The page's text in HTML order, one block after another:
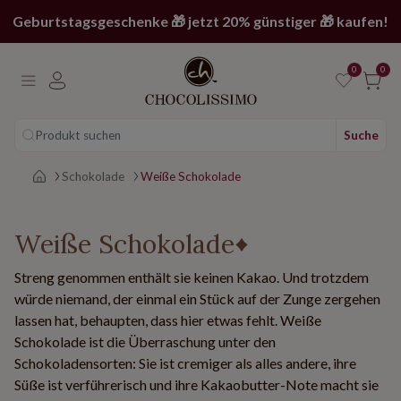
Geburtstagsgeschenke 🎁 jetzt 20% günstiger 🎁 kaufen!
0 0
Produkt suchen Suche
Main page
Schokolade Weiße Schokolade
Weiße Schokolade
Streng genommen enthält sie keinen Kakao. Und trotzdem
würde niemand, der einmal ein Stück auf der Zunge zergehen
lassen hat, behaupten, dass hier etwas fehlt. Weiße
Schokolade ist die Überraschung unter den
Schokoladensorten: Sie ist cremiger als alles andere, ihre
Süße ist verführerisch und ihre Kakaobutter-Note macht sie